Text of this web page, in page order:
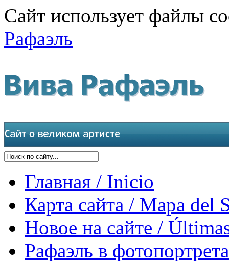
Сайт использует файлы
Рафаэль
Главная / Inicio
Карта сайта / Mapa del
Новое на сайте /
Рафаэль в